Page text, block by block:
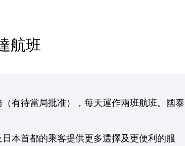
航班
有待當局批准），每天運作兩班航班。國泰
本首都的乘客提供更多選擇及更便利的服